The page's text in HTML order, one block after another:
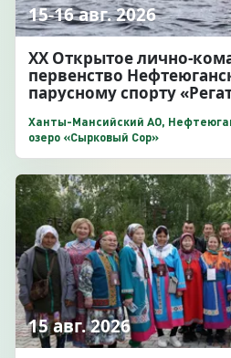
15-16 авг. 2026
XX Открытое лично-
первенство
парусному спорту
Ханты-Мансийский АО,
озеро «Сырковый Сор»
15 авг. 2026